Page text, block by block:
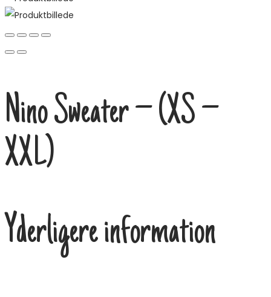
Nino Sweater – (XS –
XXL)
Yderligere information